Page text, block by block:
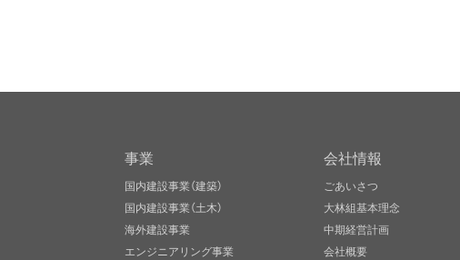
事業
国内建設事業（建築）
国内建設事業（土木）
海外建設事業
エンジニアリング事業
会社情報
ごあいさつ
大林組基本理念
中期経営計画
会社概要